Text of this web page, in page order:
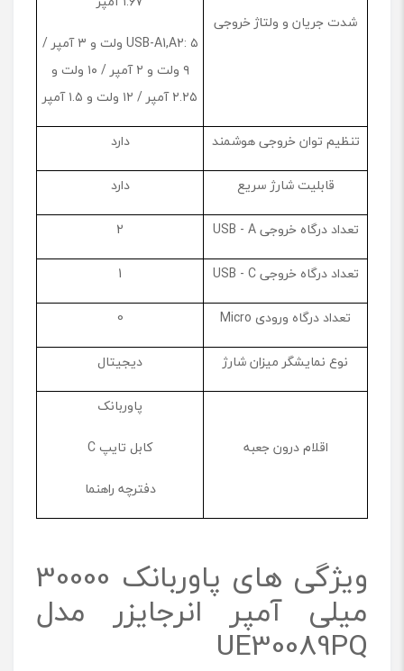
شدت جریان و ولتاژ خروجی
USB-A1,A2: ۵ ولت و ۳ آمپر /
۹ ولت و ۲ آمپر / ۱۰ ولت و
۲.۲۵ آمپر / ۱۲ ولت و ۱.۵ آمپر
تنظیم توان خروجی هوشمند
دارد
قابلیت شارژ سریع
دارد
تعداد درگاه خروجی USB - A
2
تعداد درگاه خروجی USB - C
1
تعداد درگاه ورودی Micro
0
نوع نمایشگر میزان شارژ
دیجیتال
اقلام درون جعبه
پاوربانک
کابل تایپ C
دفترچه راهنما
ویژگی های پاوربانک 30000
میلی آمپر انرجایزر مدل
UE30089PQ